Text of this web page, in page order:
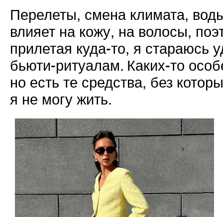
Перелеты, смена климата,
влияет на кожу, на волосы,
прилетая куда-то, я стараюсь
бьюти-ритуалам. Каких-то
но есть те средства, без
я не могу жить.